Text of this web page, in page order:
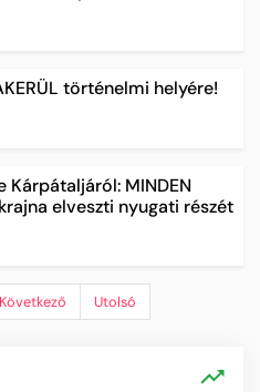
történelmi helyére!
MINDEN
elveszti nyugati részét
Következő Utolsó